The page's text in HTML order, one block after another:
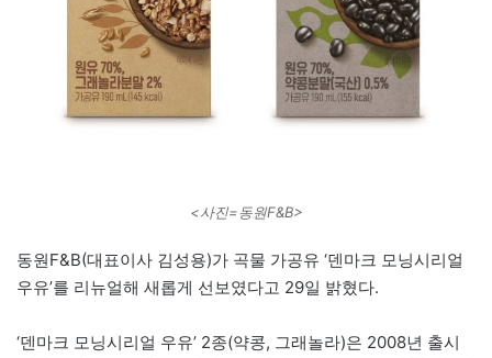
<사진=동원F&B>
동원F&B(대표이사 김성용)가 곡물 가공유 ‘덴마크 모닝시리얼
우유’를 리뉴얼해 새롭게 선보였다고 29일 밝혔다.
‘덴마크 모닝시리얼 우유’ 2종(약콩, 그래놀라)은 2008년 출시